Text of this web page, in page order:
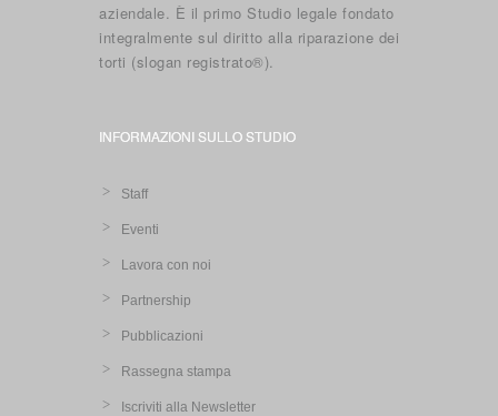
aziendale. È il primo Studio legale fondato
integralmente sul diritto alla riparazione dei
torti (slogan registrato®).
INFORMAZIONI SULLO STUDIO
Staff
Eventi
Lavora con noi
Partnership
Pubblicazioni
Rassegna stampa
Iscriviti alla Newsletter